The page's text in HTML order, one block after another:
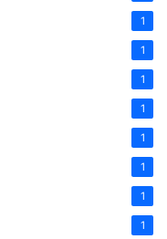
1
1
1
1
1
1
1
1